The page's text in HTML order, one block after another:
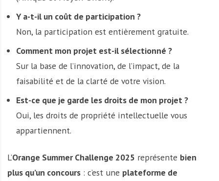
Y a-t-il un coût de participation ?
Non, la participation est entièrement gratuite.
Comment mon projet est-il sélectionné ?
Sur la base de l’innovation, de l’impact, de la
faisabilité et de la clarté de votre vision.
Est-ce que je garde les droits de mon projet ?
Oui, les droits de propriété intellectuelle vous
appartiennent.
L’Orange Summer Challenge 2025 représente bien
plus qu’un concours : c’est une plateforme de